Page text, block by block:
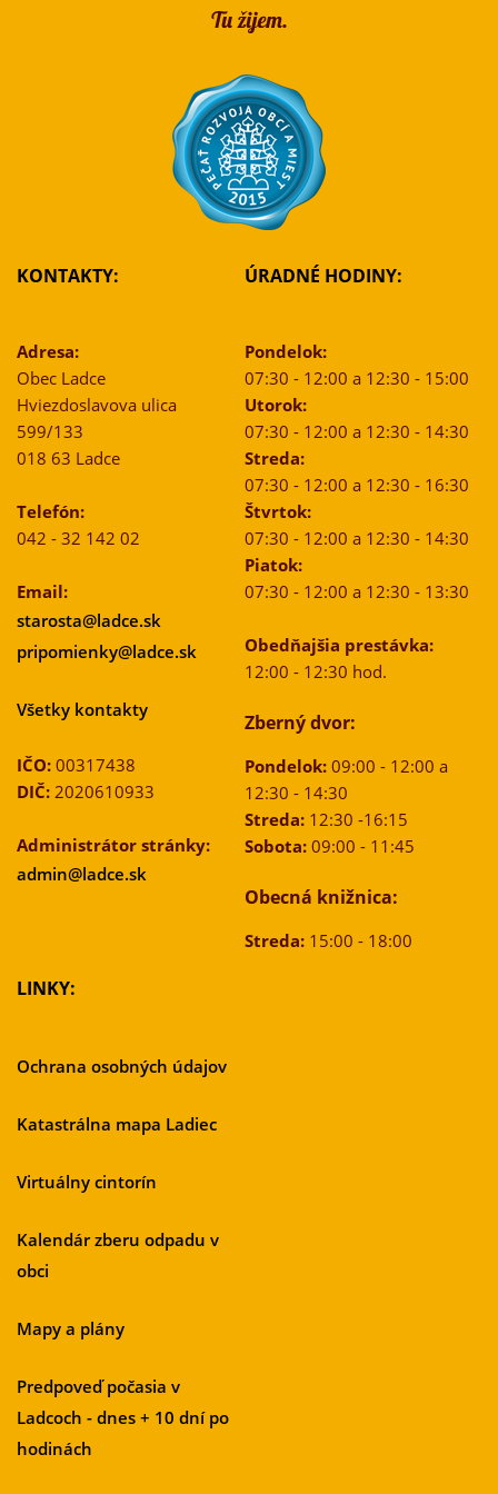
KONTAKTY:
Adresa:
Obec Ladce
Hviezdoslavova ulica
599/133
018 63 Ladce
Telefón:
042 - 32 142 02
Email:
starosta@ladce.sk
pripomienky@ladce.sk
Všetky kontakty
IČO: 00317438
DIČ: 2020610933
Administrátor stránky:
admin@ladce.sk
ÚRADNÉ HODINY:
Pondelok:
07:30 - 12:00 a 12:30 - 15:00
Utorok:
07:30 - 12:00 a 12:30 - 14:30
Streda:
07:30 - 12:00 a 12:30 - 16:30
Štvrtok:
07:30 - 12:00 a 12:30 - 14:30
Piatok:
07:30 - 12:00 a 12:30 - 13:30
Obedňajšia prestávka:
12:00 - 12:30 hod.
Zberný dvor:
Pondelok:09:00 - 12:00 a
12:30 - 14:30
Streda:12:30 -16:15
Sobota:09:00 - 11:45
Obecná knižnica:
Streda:15:00 - 18:00
LINKY:
Ochrana osobných údajov
Katastrálna mapa Ladiec
Virtuálny cintorín
Kalendár zberu odpadu v
obci
Mapy a plány
Predpoveď počasia v
Ladcoch - dnes + 10 dní po
hodinách